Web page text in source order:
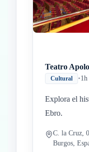
Teatro Apolo
Cultural •
Explora el
Ebro.
C. la Cruz,
Burgos,